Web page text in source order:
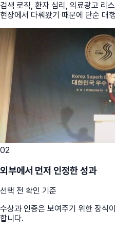
검색 로직, 환자 심리, 의료광고 리
현장에서 다뤄왔기 때문에 단순 대
02
외부에서 먼저 인정한 성과
선택 전 확인 기준
수상과 인증은 보여주기 위한 장식
합니다.